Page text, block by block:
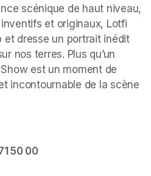
scénique de haut niveau,
et originaux, Lotfi
et dresse un portrait inédit
nos terres. Plus qu’un
est un moment de
incontournable de la scène
50 00